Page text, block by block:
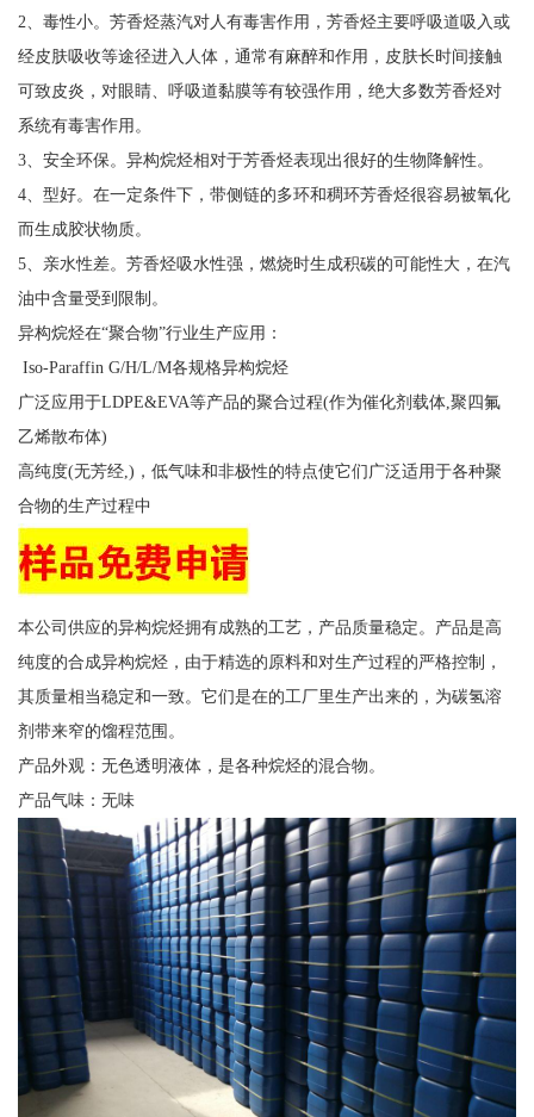
2、毒性小。芳香烃蒸汽对人有毒害作用，芳香烃主要呼吸道吸入或
经皮肤吸收等途径进入人体，通常有麻醉和作用，皮肤长时间接触
可致皮炎，对眼睛、呼吸道黏膜等有较强作用，绝大多数芳香烃对
系统有毒害作用。
3、安全环保。异构烷烃相对于芳香烃表现出很好的生物降解性。
4、型好。在一定条件下，带侧链的多环和稠环芳香烃很容易被氧化
而生成胶状物质。
5、亲水性差。芳香烃吸水性强，燃烧时生成积碳的可能性大，在汽
油中含量受到限制。
异构烷烃在“聚合物”行业生产应用：
Iso-Paraffin G/H/L/M各规格异构烷烃
广泛应用于LDPE&EVA等产品的聚合过程(作为催化剂载体,聚四氟
乙烯散布体)
高纯度(无芳经,)，低气味和非极性的特点使它们广泛适用于各种聚
合物的生产过程中
本公司供应的异构烷烃拥有成熟的工艺，产品质量稳定。产品是高
纯度的合成异构烷烃，由于精选的原料和对生产过程的严格控制，
其质量相当稳定和一致。它们是在的工厂里生产出来的，为碳氢溶
剂带来窄的馏程范围。
产品外观：无色透明液体，是各种烷烃的混合物。
产品气味：无味